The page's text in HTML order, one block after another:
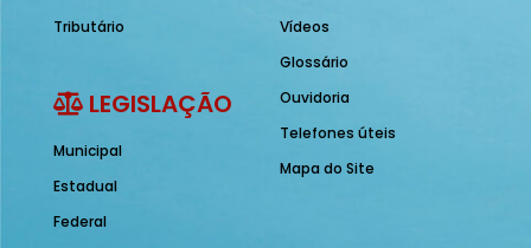
Tributário
LEGISLAÇÃO
Municipal
Estadual
Federal
Vídeos
Glossário
Ouvidoria
Telefones úteis
Mapa do Site